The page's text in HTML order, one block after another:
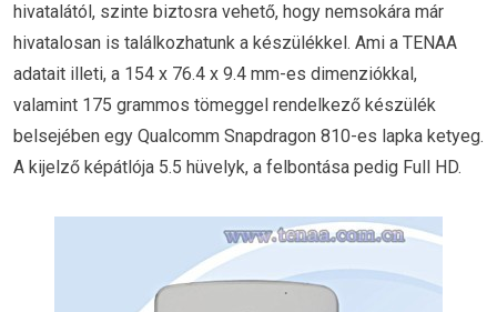
hivatalától, szinte biztosra vehető, hogy nemsokára már
hivatalosan is találkozhatunk a készülékkel. Ami a TENAA
adatait illeti, a 154 x 76.4 x 9.4 mm-es dimenziókkal,
valamint 175 grammos tömeggel rendelkező készülék
belsejében egy Qualcomm Snapdragon 810-es lapka ketyeg.
A kijelző képátlója 5.5 hüvelyk, a felbontása pedig Full HD.